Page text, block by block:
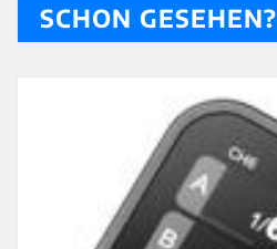
SCHON GESEHEN?